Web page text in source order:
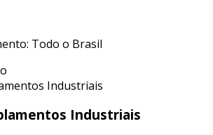
Todo o Brasil
Industriais